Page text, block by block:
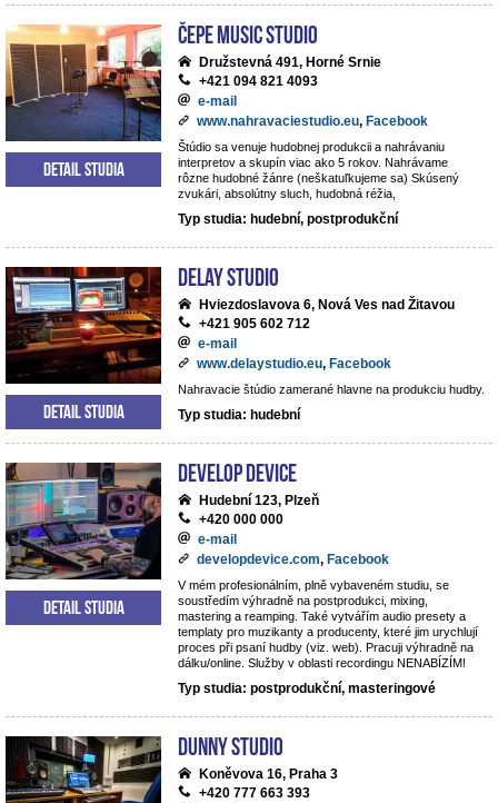
ČePE MUSIC Studio
Družstevná 491, Horné Srnie
+421 094 821 4093
e-mail
www.nahravaciestudio.eu, Facebook
Štúdio sa venuje hudobnej produkcii a nahrávaniu
interpretov a skupín viac ako 5 rokov. Nahrávame
rôzne hudobné žánre (neškatuľkujeme sa) Skúsený
zvukári, absolútny sluch, hudobná réžia,
Typ studia: hudební, postprodukční
Detail studia
DeLay studio
Hviezdoslavova 6, Nová Ves nad Žitavou
+421 905 602 712
e-mail
www.delaystudio.eu, Facebook
Nahravacie štúdio zamerané hlavne na produkciu hudby.
Typ studia: hudební
Detail studia
Develop Device
Hudební 123, Plzeň
+420 000 000
e-mail
developdevice.com, Facebook
V mém profesionálním, plně vybaveném studiu, se
soustředím výhradně na postprodukci, mixing,
mastering a reamping. Také vytvářím audio presety a
templaty pro muzikanty a producenty, které jim urychlují
proces při psaní hudby (viz. web). Pracuji výhradně na
dálku/online. Služby v oblasti recordingu NENABÍZÍM!
Typ studia: postprodukční, masteringové
Detail studia
Dunny studio
Koněvova 16, Praha 3
+420 777 663 393